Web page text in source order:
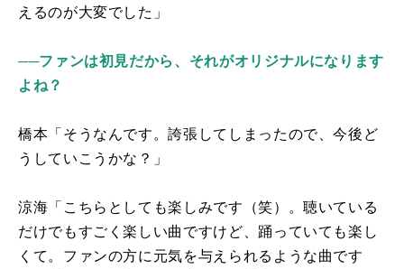
えるのが大変でした」
──ファンは初見だから、それがオリジナルになります
よね？
橋本「そうなんです。誇張してしまったので、今後ど
うしていこうかな？」
涼海「こちらとしても楽しみです（笑）。聴いている
だけでもすごく楽しい曲ですけど、踊っていても楽し
くて。ファンの方に元気を与えられるような曲です